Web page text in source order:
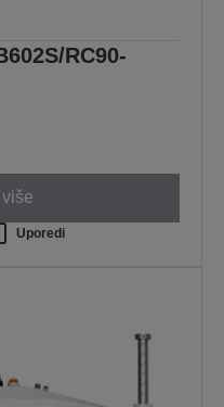
RC90-
Uporedi